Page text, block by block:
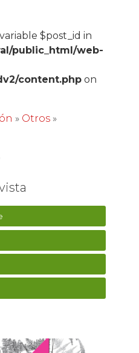
$post_id in
public_html/web-
content.phpon
» Otros»